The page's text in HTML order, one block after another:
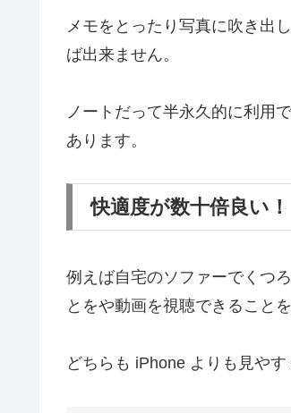
メモをとったり写真に吹き出
ば出来ません。
ノートだって半永久的に利用
あります。
快適度が数十倍良い！
例えば自宅のソファーでくつ
とをや動画を視聴できること
どちらも iPhone よりも見やす